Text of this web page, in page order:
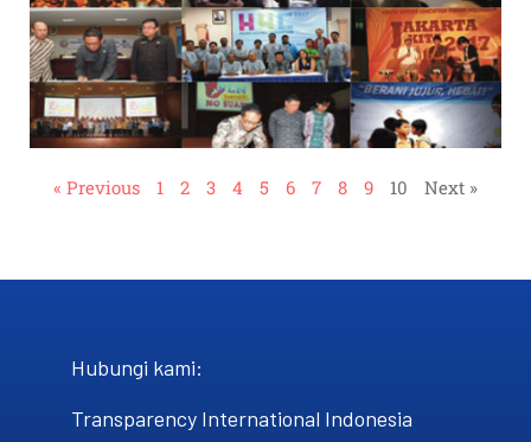
« Previous 1 2 3 4 5 6 7 8 9 10 Next »
Hubungi kami​:
Transparency International Indonesia